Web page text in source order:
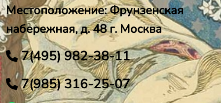
Местоположение: Фрунзенская
набережная, д. 48 г. Москва
7(495) 982-38-11
7(985) 316-25-07